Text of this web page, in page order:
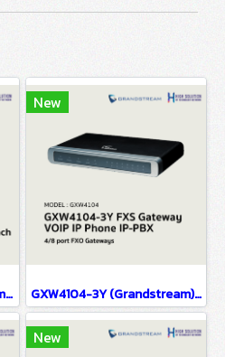
Swift FXO CXW1100 (xorcom) compact VoIP PBX (Private Branch Exchange) - IP-PBX Solutions
New
GXW4104-3Y (Grandstream) FXS Gateway VOIP IP Phone IP-PBX Solutions
New